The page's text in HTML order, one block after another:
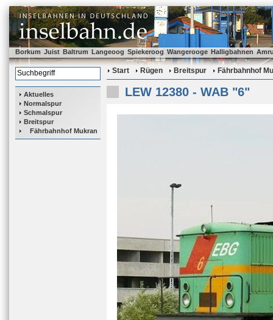
Borkum Juist Baltrum Langeoog Spiekeroog Wangerooge Halligbahnen
Aktuelles
Normalspur
Schmalspur
Breitspur
Fährbahnhof Mukran
Start Rügen Breitspur Fährbahnhof
LEW 12380 - WAB "6"